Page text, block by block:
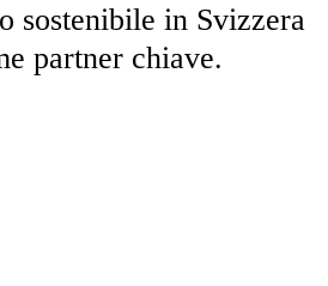
sostenibile in Svizzera
partner chiave.